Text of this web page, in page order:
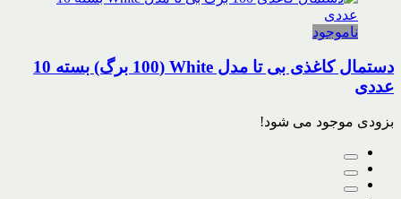
ناموجود
دستمال کاغذی بی تا مدل White (100 برگ) بسته 10
عددی
بزودی موجود می شود!